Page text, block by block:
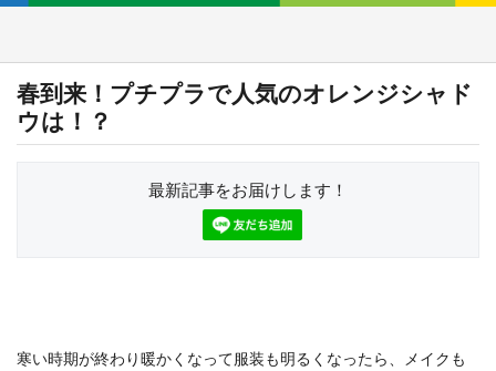
春到来！プチプラで人気のオレンジシャド
ウは！？
最新記事をお届けします！
寒い時期が終わり暖かくなって服装も明るくなったら、メイクも